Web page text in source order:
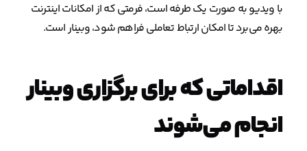
با ویدیو به صورت یک طرفه است، فرمتی که از امکانات اینترنت
بهره می‌برد تا امکان ارتباط تعاملی فراهم شود، وبینار است.
اقداماتی که برای برگزاری وبینار
انجام می‌شوند